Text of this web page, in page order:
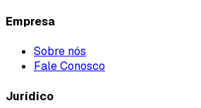
Empresa
Sobre nós
Fale Conosco
Jurídico